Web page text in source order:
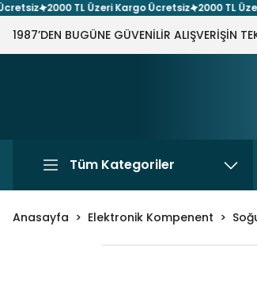
2000 TL Üzeri Kargo Ücretsiz 2000 TL Üzeri
1987’DEN BUGÜNE GÜVENİLİR ALIŞVERİŞİN
Tüm Kategoriler
Anasayfa Elektronik Kompenent